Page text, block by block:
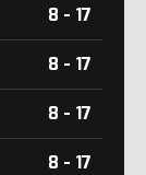
8 - 17
8 - 17
8 - 17
8 - 17